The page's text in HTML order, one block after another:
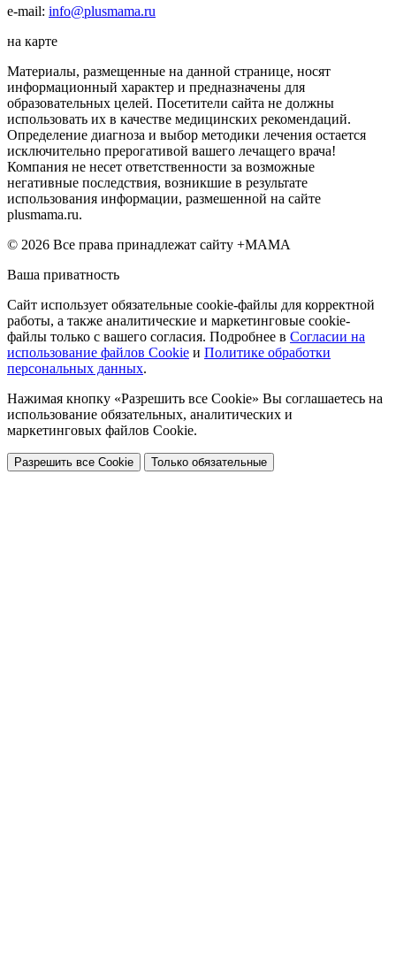
e-mail: info@plusmama.ru
на карте
Материалы, размещенные на данной странице, носят
информационный характер и предназначены для
образовательных целей. Посетители сайта не должны
использовать их в качестве медицинских рекомендаций.
Определение диагноза и выбор методики лечения остается
исключительно прерогативой вашего лечащего врача!
Компания не несет ответственности за возможные
негативные последствия, возникшие в результате
использования информации, размешенной на сайте
plusmama.ru.
© 2026 Все права принадлежат сайту +МАМА
Ваша приватность
Сайт использует обязательные cookie-файлы для корректной
работы, а также аналитические и маркетинговые cookie-
файлы только с вашего согласия. Подробнее в Согласии на
использование файлов Cookie и Политике обработки
персональных данных.
Нажимая кнопку «Разрешить все Cookie» Вы соглашаетесь на
использование обязательных, аналитических и
маркетинговых файлов Cookie.
Разрешить все Cookie Только обязательные